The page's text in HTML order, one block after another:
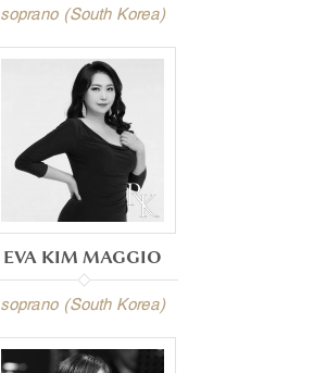
soprano (South Korea)
EVA KIM MAGGIO
soprano (South Korea)